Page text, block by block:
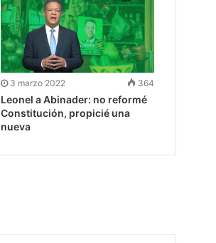
3 marzo 2022 364
Leonel a Abinader: no reformé
Constitución, propicié una
nueva